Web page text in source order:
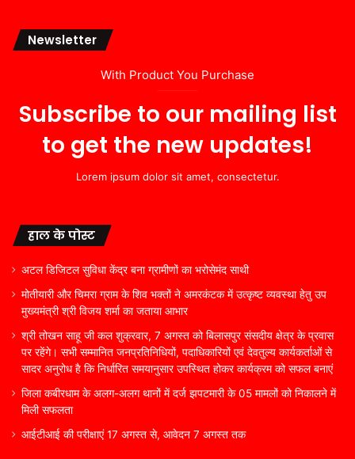
Newsletter
With Product You Purchase
Subscribe to our mailing list
to get the new updates!
Lorem ipsum dolor sit amet, consectetur.
हाल के पोस्ट
अटल डिजिटल सुविधा केंद्र बना ग्रामीणों का भरोसेमंद साथी
मोतीयारी और चिमरा ग्राम के शिव भक्तों ने अमरकंटक में उत्कृष्ट व्यवस्था हेतु उप
मुख्यमंत्री श्री विजय शर्मा का जताया आभार
श्री तोखन साहू जी कल शुक्रवार, 7 अगस्त को बिलासपुर संसदीय क्षेत्र के प्रवास
पर रहेंगे। सभी सम्मानित जनप्रतिनिधियों, पदाधिकारियों एवं देवतुल्य कार्यकर्ताओं से
सादर अनुरोध है कि निर्धारित समयानुसार उपस्थित होकर कार्यक्रम को सफल बनाएं
जिला कबीरधाम के अलग-अलग थानों में दर्ज झपटमारी के 05 मामलों को निकालने में
मिली सफलता
आईटीआई की परीक्षाएं 17 अगस्त से, आवेदन 7 अगस्त तक